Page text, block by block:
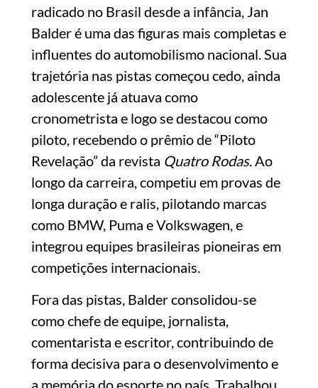
radicado no Brasil desde a infância, Jan
Balder é uma das figuras mais completas e
influentes do automobilismo nacional. Sua
trajetória nas pistas começou cedo, ainda
adolescente já atuava como
cronometrista e logo se destacou como
piloto, recebendo o prêmio de “Piloto
Revelação” da revista Quatro Rodas. Ao
longo da carreira, competiu em provas de
longa duração e ralis, pilotando marcas
como BMW, Puma e Volkswagen, e
integrou equipes brasileiras pioneiras em
competições internacionais.
Fora das pistas, Balder consolidou-se
como chefe de equipe, jornalista,
comentarista e escritor, contribuindo de
forma decisiva para o desenvolvimento e
a memória do esporte no país. Trabalhou